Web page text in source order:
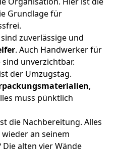
Grundlage für
zuverlässige und
. Auch Handwerker für
unverzichtbar.
der Umzugstag.
,
muss pünktlich
die Nachbereitung. Alles
an seinem
alten vier Wände